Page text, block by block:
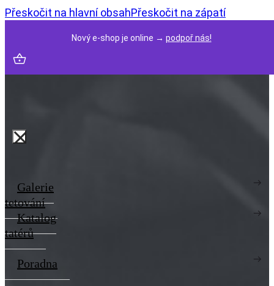
Přeskočit na hlavní obsahPřeskočit na zápatí
Nový e-shop je online → podpoř nás!
Galerie
tetování
Katalog
tatérů
Poradna